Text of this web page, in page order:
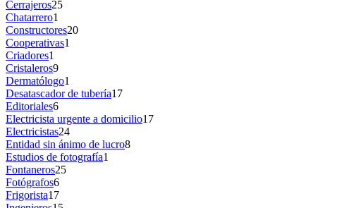
Cerrajeros25
Chatarrero1
Constructores20
Cooperativas1
Criadores1
Cristaleros9
Dermatólogo1
Desatascador de tubería17
Editoriales6
Electricista urgente a domicilio17
Electricistas24
Entidad sin ánimo de lucro8
Estudios de fotografía1
Fontaneros25
Fotógrafos6
Frigorista17